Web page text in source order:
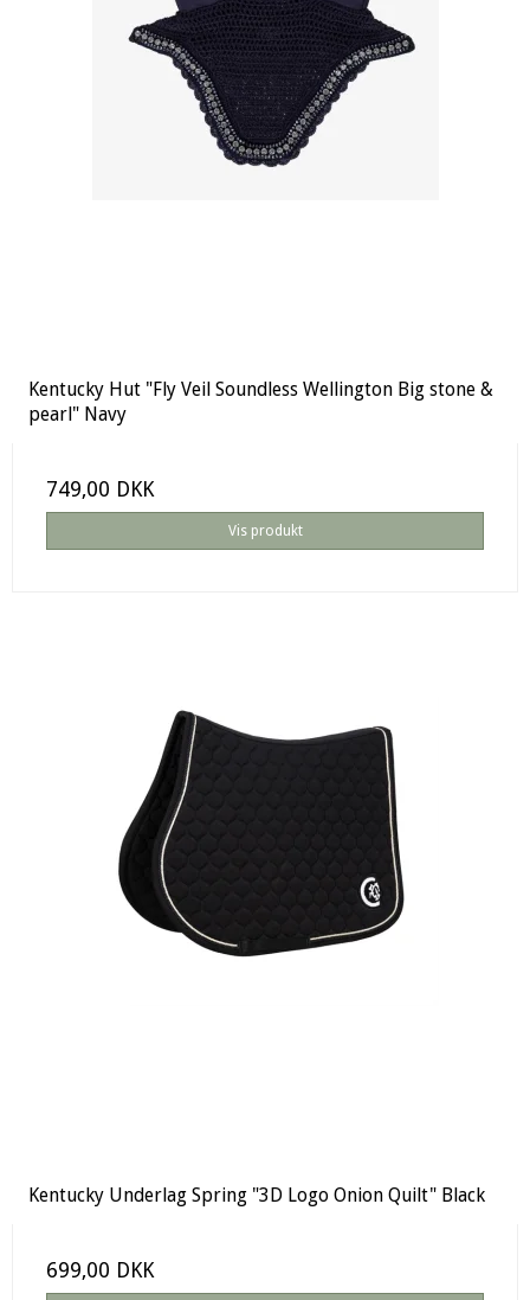
Kentucky Hut "Fly Veil Soundless Wellington Big stone &
pearl" Navy
749,00 DKK
Vis produkt
Kentucky Underlag Spring "3D Logo Onion Quilt" Black
699,00 DKK